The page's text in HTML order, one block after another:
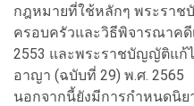
กฎหมายที่ใช้หลักๆ พระราช
ครอบครัวและวิธีพิจารณาคดี
2553 และพระราชบัญญัติแก้
อาญา (ฉบับที่ 29) พ.ศ. 2565
นอกจากนี้ยังมีการกำหนดนิย